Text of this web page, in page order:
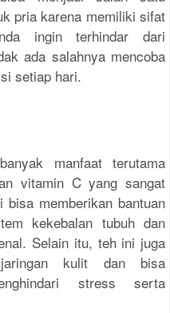
pria karena memiliki sifat
ingin terhindar dari
ada salahnya mencoba
setiap hari.
manfaat terutama
vitamin C yang sangat
bisa memberikan bantuan
kekebalan tubuh dan
Selain itu, teh ini juga
kulit dan bisa
stress serta